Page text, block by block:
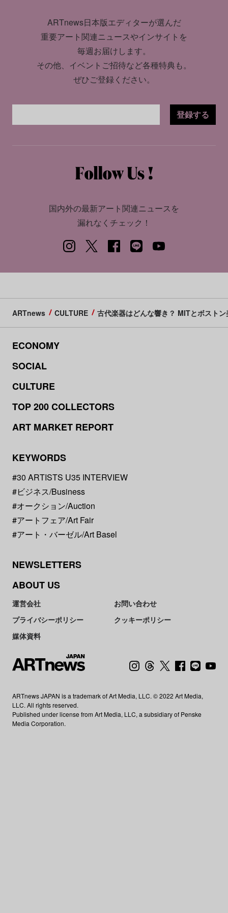
ARTnews日本版エディターが選んだ
重要アート関連ニュースやインサイトを
毎週お届けします。
その他、イベントご招待など各種特典も。
ぜひご登録ください。
登録する
国内外の最新アート関連ニュースを
漏れなくチェック！
ARTnews CULTURE 古代楽器はどんな響き？ MITとボスト
ECONOMY
SOCIAL
CULTURE
TOP 200 COLLECTORS
ART MARKET REPORT
KEYWORDS
#30 ARTISTS U35 INTERVIEW
#ビジネス/Business
#オークション/Auction
#アートフェア/Art Fair
#アート・バーゼル/Art Basel
NEWSLETTERS
ABOUT US
運営会社
お問い合わせ
プライバシーポリシー
クッキーポリシー
媒体資料
ARTnews JAPAN is a trademark of Art Media, LLC. © 2022 Art Media,
LLC. All rights reserved.
Published under license from Art Media, LLC, a subsidiary of Penske
Media Corporation.